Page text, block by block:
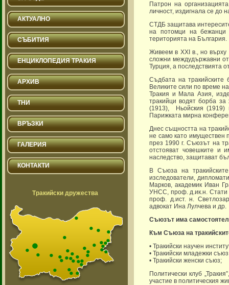
АКТУАЛНО
СЪБИТИЯ
ЕНЦИКЛОПЕДИЯ ТРАКИЯ
АРХИВ
ТНИ
ВРЪЗКИ
ГАЛЕРИЯ
КОНТАКТИ
Тракийски дружества
Патрон на организацията
личност, издигнала се до
СТДБ защитава
на потомци на бежанци
територията на България.
Живеем в XXI в., но върху
сложни междудържавни
Турция, а последствията
Съдбата на тракийските
Великите сили по време
Тракия и Мала Азия,
тракийци водят борба за
(1913), Ньойския (1919)
Парижката мирна
Днес същността на
не само като имуществен
през 1990 г. Съюзът на
отстояват човешките и
наследство, защитават
В Съюза на
изследователи,
Марков, академик Иван
УНСС, проф. д.ик.н. Стати
проф. д.ист. н.
адвокат Ина Лулчева и др.
Съюзът има
Към Съюза на
• Тракийски научен
• Тракийски младежки
• Тракийски женски съюз;
Политически клуб
участие в политическия